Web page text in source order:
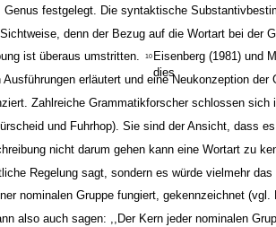
Genus festgelegt. Die syntaktische
denn der Bezug auf die Wortart bei der
ist überaus umstritten.
10 Eisenberg (1981) und
dies
Ausführungen erläutert und eine Neukonzeption der
Zahlreiche Grammatikforscher schlossen sich
und Fuhrhop). Sie sind der Ansicht, dass
nicht darum gehen kann eine Wortart zu
Regelung sagt, sondern es würde vielmehr
nominalen Gruppe fungiert, gekennzeichnet
also auch sagen: ,,Der Kern jeder nominalen